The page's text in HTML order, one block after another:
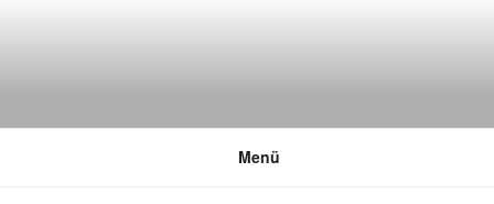
DEUTSCHE UMWELTSTIFTUNG
Menü